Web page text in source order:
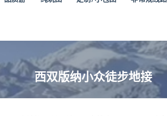
西双版纳小众徒步地接